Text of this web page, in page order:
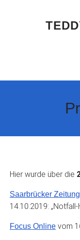
Hier wurde über die
Saarbrücker Zeitung
14.10.2019:
Focus Online vom